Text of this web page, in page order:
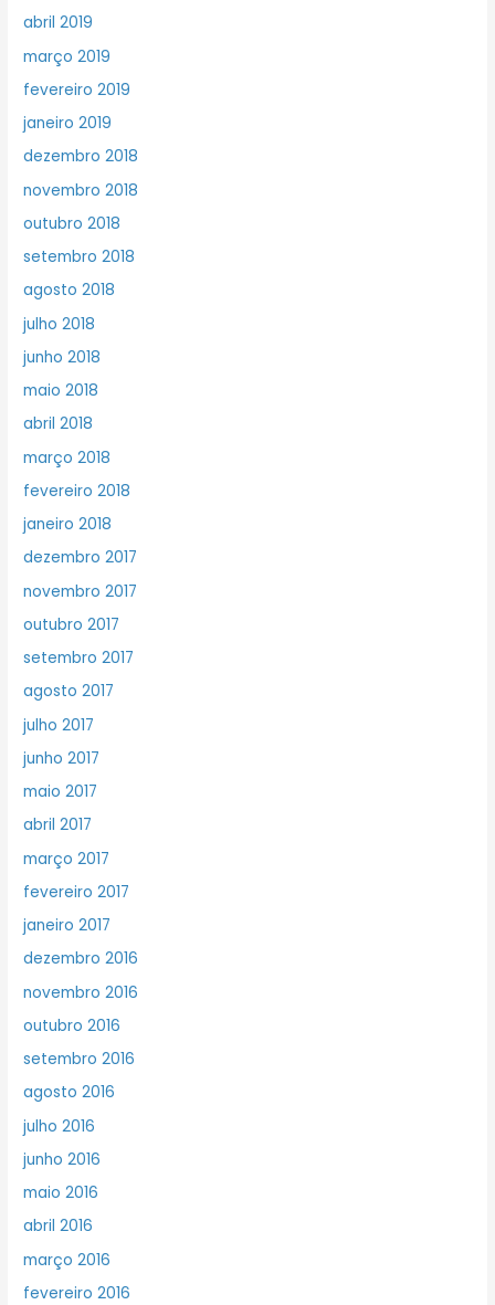
abril 2019
março 2019
fevereiro 2019
janeiro 2019
dezembro 2018
novembro 2018
outubro 2018
setembro 2018
agosto 2018
julho 2018
junho 2018
maio 2018
abril 2018
março 2018
fevereiro 2018
janeiro 2018
dezembro 2017
novembro 2017
outubro 2017
setembro 2017
agosto 2017
julho 2017
junho 2017
maio 2017
abril 2017
março 2017
fevereiro 2017
janeiro 2017
dezembro 2016
novembro 2016
outubro 2016
setembro 2016
agosto 2016
julho 2016
junho 2016
maio 2016
abril 2016
março 2016
fevereiro 2016